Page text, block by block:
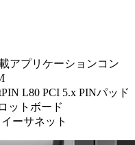
アプリケーションコン
L80 PCI 5.x PINパッド
ットボード
ーサネット